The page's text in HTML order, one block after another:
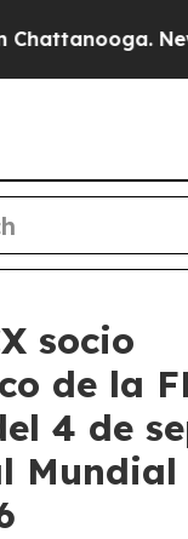
socio
de la
4 de
Mundial